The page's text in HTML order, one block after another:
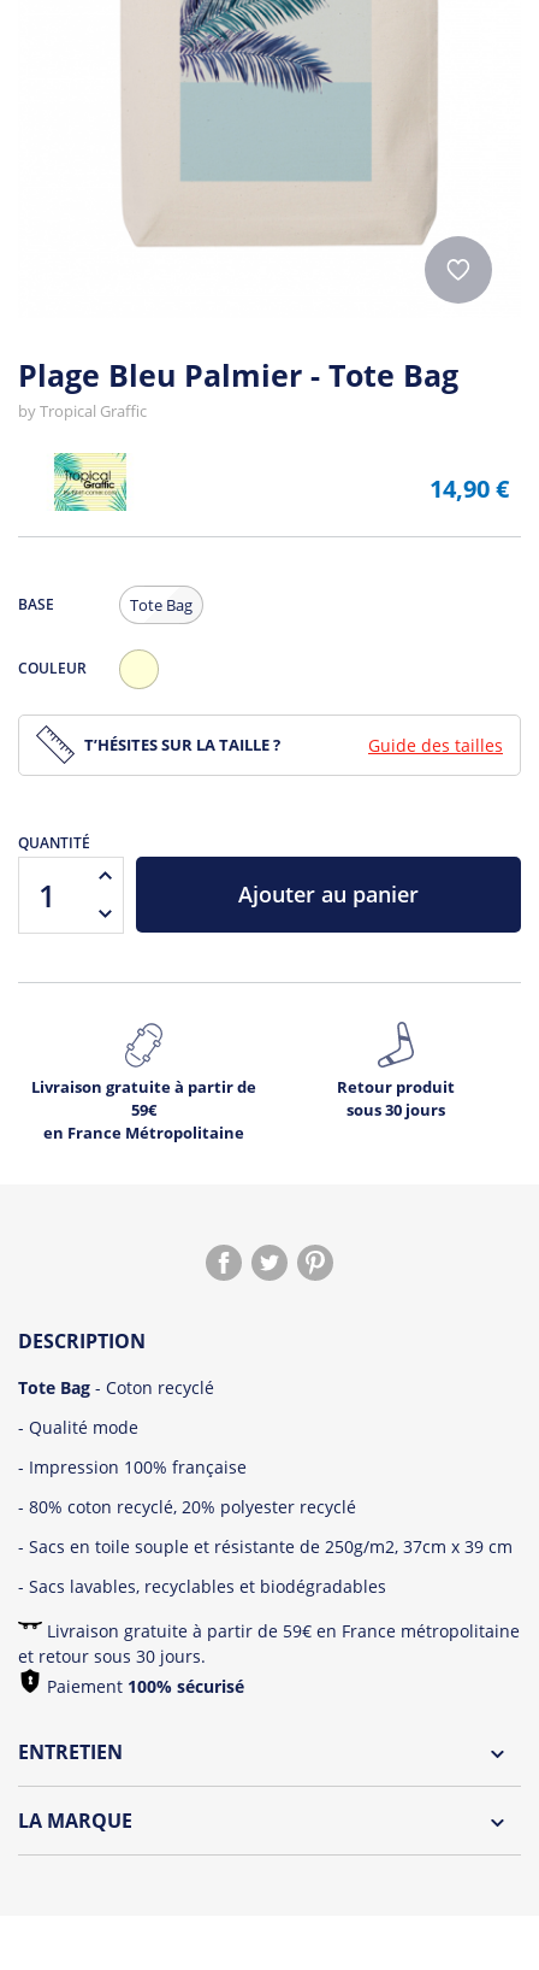
Plage Bleu Palmier - Tote Bag
byTropical Graffic
14,90 €
BASE Tote Bag
COULEUR
T’HÉSITES SUR LA TAILLE ? Guide des tailles
QUANTITÉ
Ajouter au panier
Livraison gratuite à partir de
59€
en France Métropolitaine
Retour produit
sous 30 jours
DESCRIPTION
Tote Bag - Coton recyclé
- Qualité mode
- Impression 100% française
- 80% coton recyclé, 20% polyester recyclé
- Sacs en toile souple et résistante de 250g/m2, 37cm x 39 cm
- Sacs lavables, recyclables et biodégradables
Livraison gratuite à partir de 59€ en France métropolitaine
et retour sous 30 jours.
Paiement 100% sécurisé
ENTRETIEN
LA MARQUE